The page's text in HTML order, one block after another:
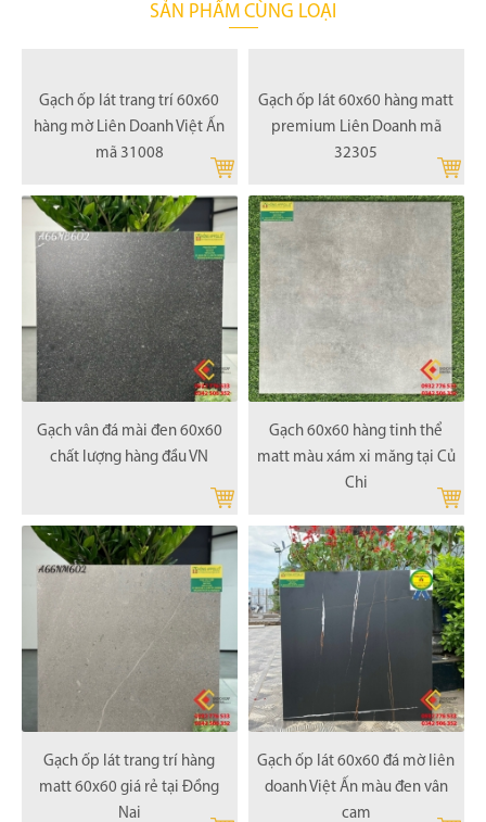
SẢN PHẨM CÙNG LOẠI
Gạch ốp lát trang trí 60x60
hàng mờ Liên Doanh Việt Ấn
mã 31008
Gạch ốp lát 60x60 hàng matt
premium Liên Doanh mã
32305
Gạch vân đá mài đen 60x60
chất lượng hàng đầu VN
Gạch 60x60 hàng tinh thể
matt màu xám xi măng tại Củ
Chi